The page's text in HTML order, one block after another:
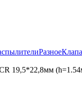
Разное
19,5*22,8мм